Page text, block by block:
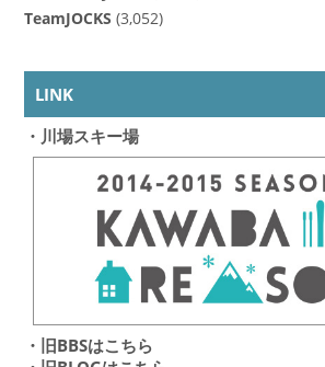
TeamJOCKS (3,052)
LINK
・川場スキー場
・旧BBSはこちら